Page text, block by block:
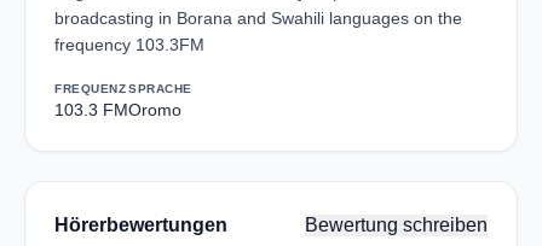
broadcasting in Borana and Swahili languages on the
frequency 103.3FM
FREQUENZ
103.3 FM
SPRACHE
Oromo
Hörerbewertungen Bewertung schreiben